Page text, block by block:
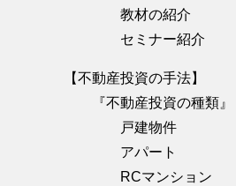
教材の紹介
セミナー紹介
【不動産投資の手法】
『不動産投資の種類』
戸建物件
アパート
RCマンション